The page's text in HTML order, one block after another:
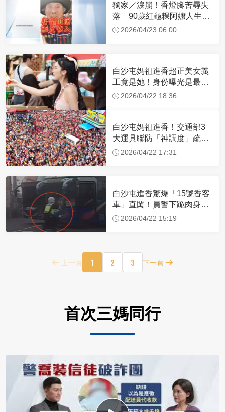
獨家／淚崩！香燈腳苦尋失
落 90歲紅龜粿阿嬤人生謝
幕2026/04/23 06:00
白沙屯媽祖進香超正美女義
工竟是她！身份曝光是最美
禮生 一輩子不結婚
2026/04/22 18:36
白沙屯媽祖進香！交通部3
大運具聯防「神調度」疏運
32.1萬創新高
2026/04/22 17:31
白沙屯進香驚爆「15號香客
車」直闖！員警下跪肉身擋
車：讓行人先過
2026/04/22 15:19
上一頁 1 2 3 下一頁
首次三媽同行